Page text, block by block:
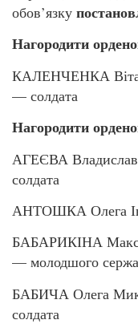
обов’язку
Нагородити
КАЛЕНЧЕНКА
— солдата
Нагородити
АГЕЄВА
солдата
АНТОШКА Олега
БАБАРИКІНА
— молодшого
БАБИЧА Олега
солдата